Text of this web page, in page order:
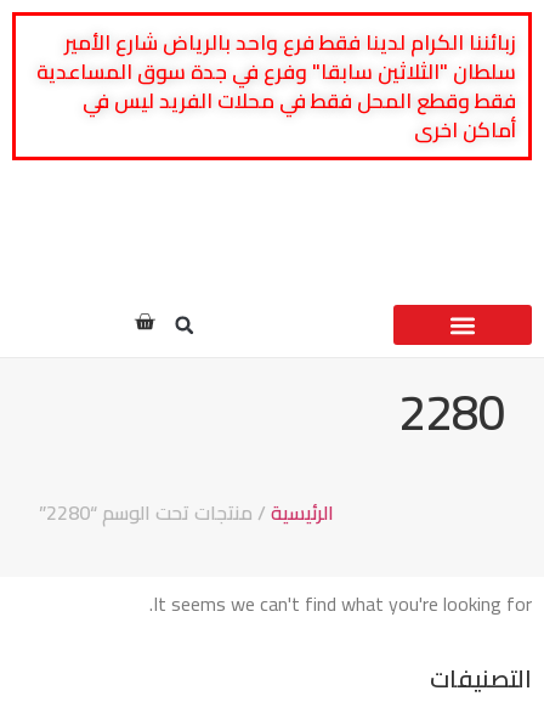
زبائننا الكرام لدينا فقط فرع واحد بالرياض شارع الأمير
سلطان "الثلاثين سابقا" وفرع في جدة سوق المساعدية
فقط وقطع المحل فقط في محلات الفريد ليس في
أماكن اخرى
2280
الرئيسية/ منتجات تحت الوسم “2280”
التصنيفات
It seems we can't find what you're looking for.